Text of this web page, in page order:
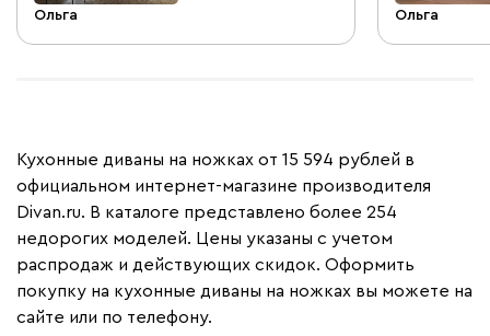
Ольга Ольга
Кухонные диваны на ножках от 15 594 рублей в
официальном интернет-магазине производителя
Divan.ru. В каталоге представлено более 254
недорогих моделей. Цены указаны с учетом
распродаж и действующих скидок. Оформить
покупку на кухонные диваны на ножках вы можете на
сайте или по телефону.